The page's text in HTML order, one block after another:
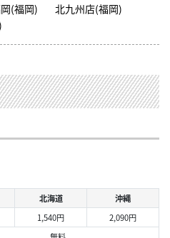
岡(福岡)
北九州店(福岡)
北海道
沖縄
1,540円
2,090円